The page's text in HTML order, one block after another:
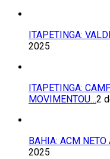
ITAPETINGA:
2025
ITAPETINGA:
MOVIMENTOU…2
BAHIA: ACM NETO
2025